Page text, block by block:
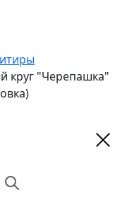
круг "Черепашка"